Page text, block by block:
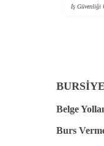
İş Güvenliği
Belge
Burs